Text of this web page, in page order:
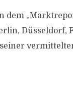
dem
Düsseldorf,